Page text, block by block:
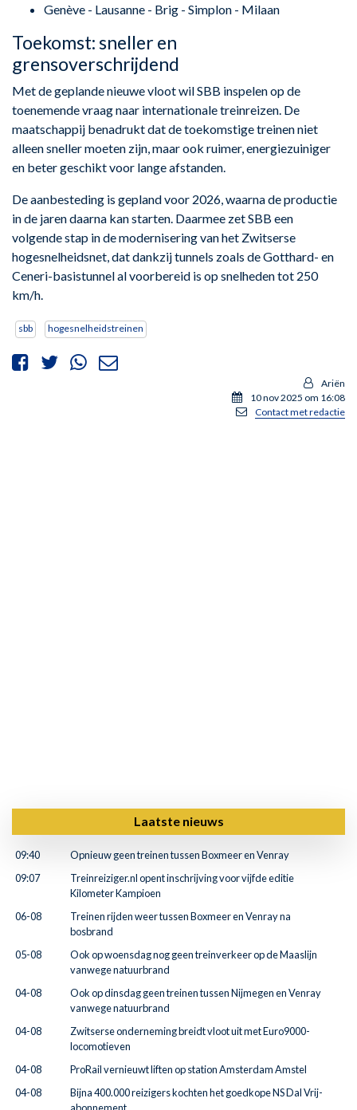
Genève - Lausanne - Brig - Simplon - Milaan
Toekomst: sneller en
grensoverschrijdend
Met de geplande nieuwe vloot wil SBB inspelen op de
toenemende vraag naar internationale treinreizen. De
maatschappij benadrukt dat de toekomstige treinen niet
alleen sneller moeten zijn, maar ook ruimer, energiezuiniger
en beter geschikt voor lange afstanden.
De aanbesteding is gepland voor 2026, waarna de productie
in de jaren daarna kan starten. Daarmee zet SBB een
volgende stap in de modernisering van het Zwitserse
hogesnelheidsnet, dat dankzij tunnels zoals de Gotthard- en
Ceneri-basistunnel al voorbereid is op snelheden tot 250
km/h.
sbb hogesnelheidstreinen
Ariën
10 nov 2025 om 16:08
Contact met redactie
Laatste nieuws
09:40
Opnieuw geen treinen tussen Boxmeer en Venray
09:07
Treinreiziger.nl opent inschrijving voor vijfde editie
Kilometer Kampioen
06-08
Treinen rijden weer tussen Boxmeer en Venray na
bosbrand
05-08
Ook op woensdag nog geen treinverkeer op de Maaslijn
vanwege natuurbrand
04-08
Ook op dinsdag geen treinen tussen Nijmegen en Venray
vanwege natuurbrand
04-08
Zwitserse onderneming breidt vloot uit met Euro9000-
locomotieven
04-08
ProRail vernieuwt liften op station Amsterdam Amstel
04-08
Bijna 400.000 reizigers kochten het goedkope NS Dal Vrij-
abonnement